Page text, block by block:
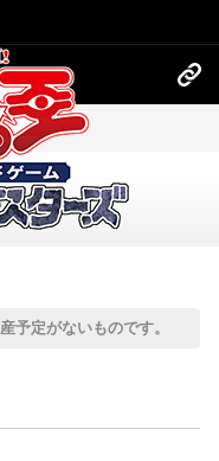
予定がないものです。